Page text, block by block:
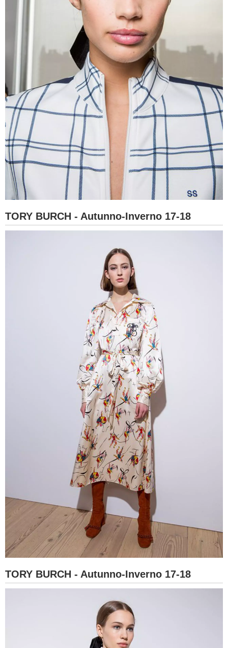
TORY BURCH - Autunno-Inverno 17-18
TORY BURCH - Autunno-Inverno 17-18